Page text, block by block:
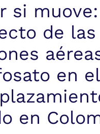
si
de las
en el
en